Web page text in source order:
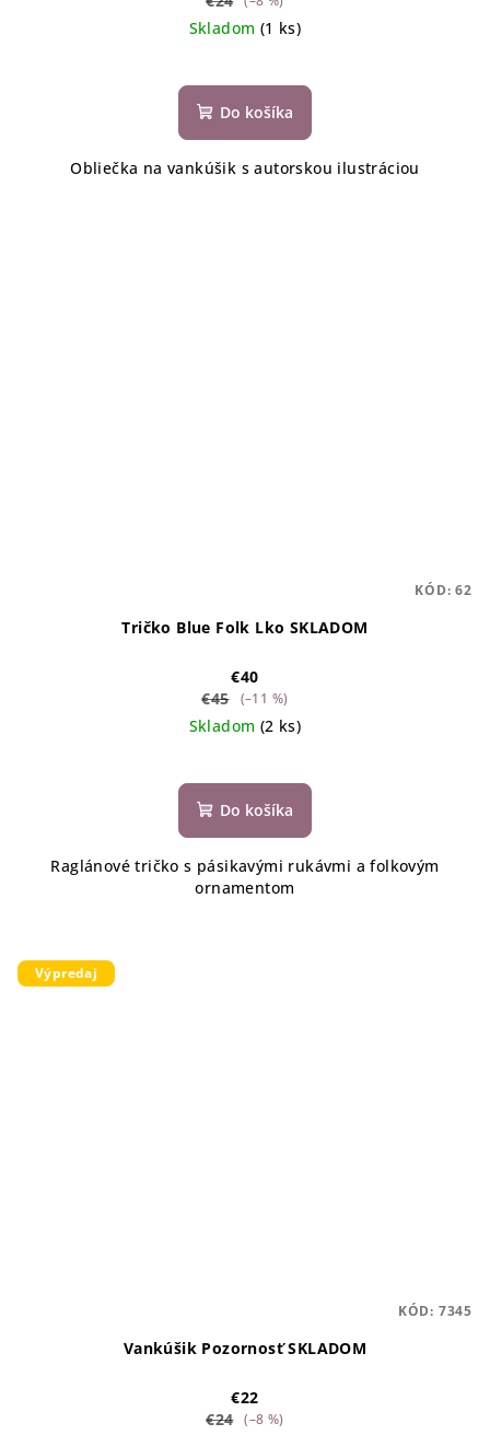
Skladom (1 ks)
Do košíka
Obliečka na vankúšik s autorskou ilustráciou
Tričko Blue Folk Lko SKLADOM
€40
€45
(–11 %)
Skladom (2 ks)
Do košíka
Raglánové tričko s pásikavými rukávmi a folkovým
ornamentom
KÓD:62
Výpredaj
Vankúšik Pozornosť SKLADOM
€22
€24 (–8 %)
KÓD: 7345